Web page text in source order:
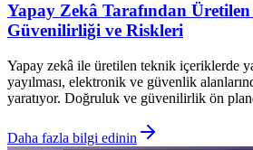
Yapay Zekâ Tarafından
Güvenilirliği ve Riskleri
Yapay zekâ ile üretilen teknik içeriklerde
yayılması, elektronik ve güvenlik
yaratıyor. Doğruluk ve güvenilirlik ön
Daha fazla bilgi edinin